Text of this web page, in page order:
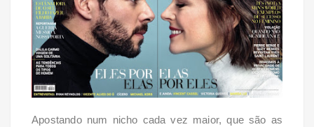
Apostando num nicho cada vez maior, que são as